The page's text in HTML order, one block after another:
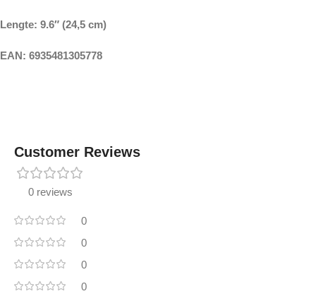
Lengte: 9.6″ (24,5 cm)
EAN: 6935481305778
Customer Reviews
0 reviews
0
0
0
0